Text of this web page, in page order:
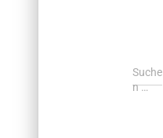
S
u
Suche
n …